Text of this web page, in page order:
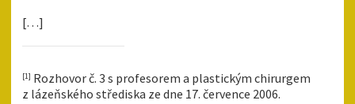
[…]
[1] Rozhovor č. 3 s profesorem a plastickým chirurgem
z lázeňského střediska ze dne 17. července 2006.